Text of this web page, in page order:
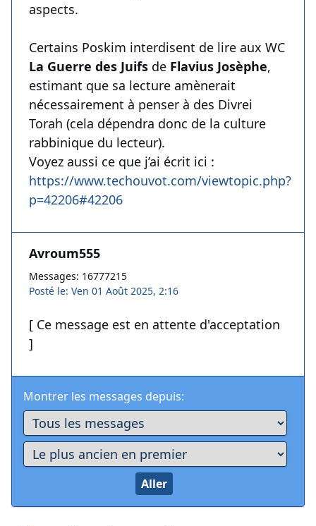
aspects.
Certains Poskim interdisent de lire aux WC
La Guerre des Juifs de Flavius Josèphe,
estimant que sa lecture amènerait
nécessairement à penser à des Divrei
Torah (cela dépendra donc de la culture
rabbinique du lecteur).
Voyez aussi ce que j’ai écrit ici :
https://www.techouvot.com/viewtopic.php?
p=42206#42206
Avroum555
Messages: 16777215
Posté le: Ven 01 Août 2025, 2:16
[ Ce message est en attente d'acceptation
]
Montrer les messages depuis: